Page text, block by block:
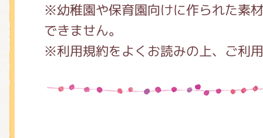
※幼稚園や保育園向けに作られた素
できません。
※利用規約をよくお読みの上、ご利